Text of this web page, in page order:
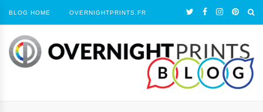
BLOG HOME OVERNIGHTPRINTS.FR